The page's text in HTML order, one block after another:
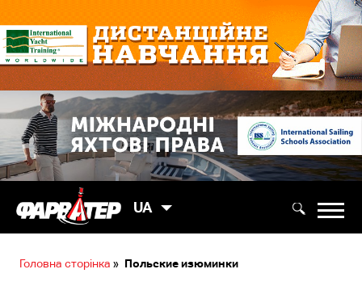
UA
Головна сторінка » Польские изюминки